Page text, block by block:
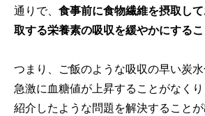
通りで、 食事前に食物繊維を摂取し
取する栄養素の吸収を緩やかにするこ
つまり、ご飯のような吸収の早い炭
急激に血糖値が上昇することがなく
紹介したような問題を解決することが